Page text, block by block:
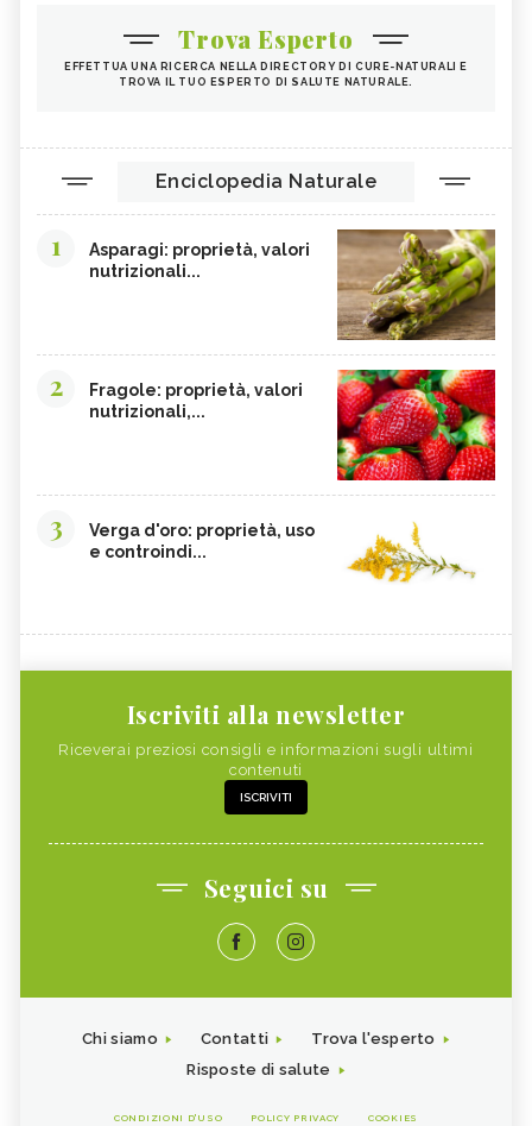
Trova Esperto
EFFETTUA UNA RICERCA NELLA DIRECTORY DI CURE-NATURALI E
TROVA IL TUO ESPERTO DI SALUTE NATURALE.
Enciclopedia Naturale
1
Asparagi: proprietà, valori
nutrizionali...
2
Fragole: proprietà, valori
nutrizionali,...
3
Verga d'oro: proprietà, uso
e controindi...
Iscriviti alla newsletter
Riceverai preziosi consigli e informazioni sugli ultimi
contenuti
ISCRIVITI
Seguici su
Chi siamo Contatti
Trova l'esperto
Risposte di salute
CONDIZIONI D'USO POLICY PRIVACY COOKIES